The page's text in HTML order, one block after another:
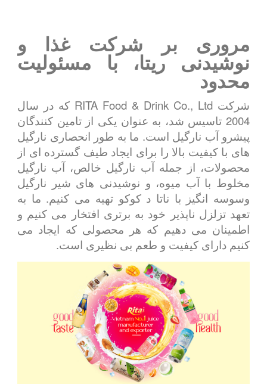
مروری بر شرکت غذا و
نوشیدنی ریتا، با مسئولیت
محدود
شرکت RITA Food & Drink Co., Ltd که در سال
2004 تاسیس شد، به عنوان یکی از تامین کنندگان
پیشرو آب نارگیل است. ما به طور انحصاری نارگیل
های با کیفیت بالا را برای ایجاد طیف گسترده ای از
محصولات، از جمله آب نارگیل خالص، آب نارگیل
مخلوط با آب میوه، و نوشیدنی های شیر نارگیل
وسوسه انگیز با ناتا د کوکو تهیه می کنیم. ما به
تعهد تزلزل ناپذیر خود به برتری افتخار می کنیم و
اطمینان می دهیم که هر محصولی که ایجاد می
کنیم دارای کیفیت و طعم بی نظیری است.